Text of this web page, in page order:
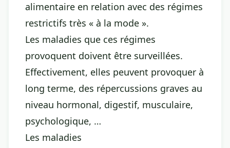
alimentaire en relation avec des régimes
restrictifs très « à la mode ».
Les maladies que ces régimes
provoquent doivent être surveillées.
Effectivement, elles peuvent provoquer à
long terme, des répercussions graves au
niveau hormonal, digestif, musculaire,
psychologique, …
Les maladies